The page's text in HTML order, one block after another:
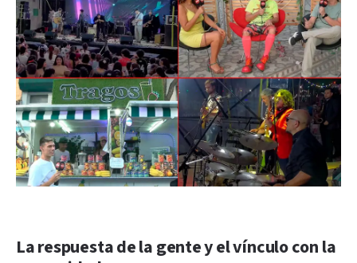
La respuesta de la gente y el vínculo con la